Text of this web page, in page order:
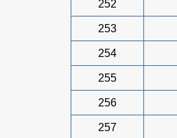
252
253
254
255
256
257